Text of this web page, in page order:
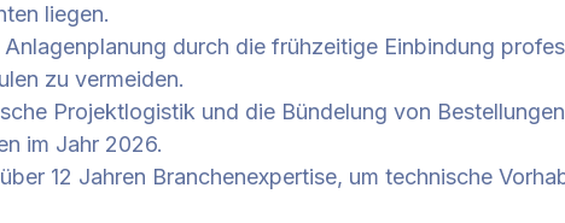
liegen.
Anlagenplanung durch die frühzeitige Einbindung
zu vermeiden.
Projektlogistik und die Bündelung von
im Jahr 2026.
12 Jahren Branchenexpertise, um technische